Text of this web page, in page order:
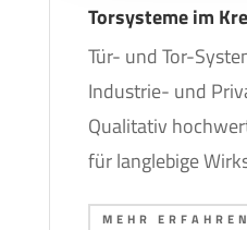
Torsysteme im
Tür- und Tor-
Industrie- und
Qualitativ
für langlebige
MEHR ERFAHREN